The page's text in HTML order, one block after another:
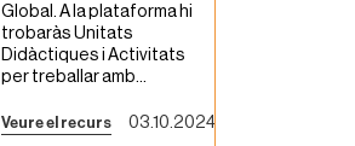
Global. A la plataforma hi
trobaràs Unitats
Didàctiques i Activitats
per treballar amb...
Veure el recurs 03.10.2024